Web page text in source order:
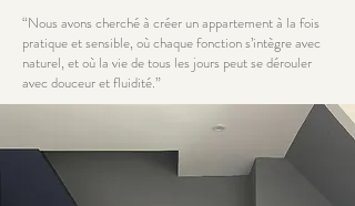
“Nous avons cherché à créer un appartement à la fois
pratique et sensible, où chaque fonction s’intègre avec
naturel, et où la vie de tous les jours peut se dérouler
avec douceur et fluidité.”